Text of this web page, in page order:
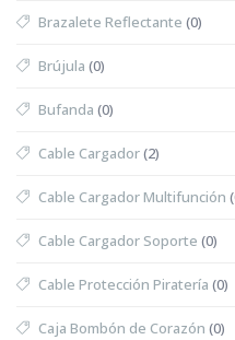
Brazalete Reflectante (0)
Brújula (0)
Bufanda (0)
Cable Cargador(2)
Cable Cargador Multifunción
Cable Cargador Soporte (0)
Cable Protección Piratería (0)
Caja Bombón de Corazón (0)